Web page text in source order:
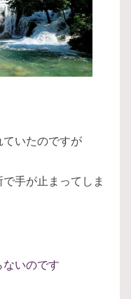
ていたのですが
手が止まってしま
いのです